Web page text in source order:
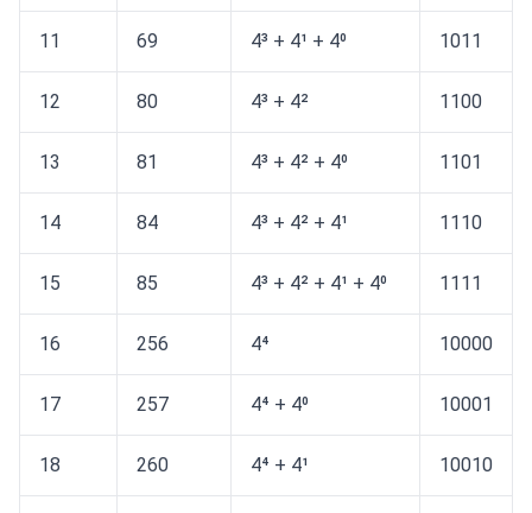
11 69 4³ + 4¹ + 4⁰ 1011
12 80 4³ + 4² 1100
13 81 4³ + 4² + 4⁰ 1101
14 84 4³ + 4² + 4¹ 1110
15 85 4³ + 4² + 4¹ + 4⁰ 1111
16 256 4⁴ 10000
17 257 4⁴ + 4⁰ 10001
18 260 4⁴ + 4¹ 10010